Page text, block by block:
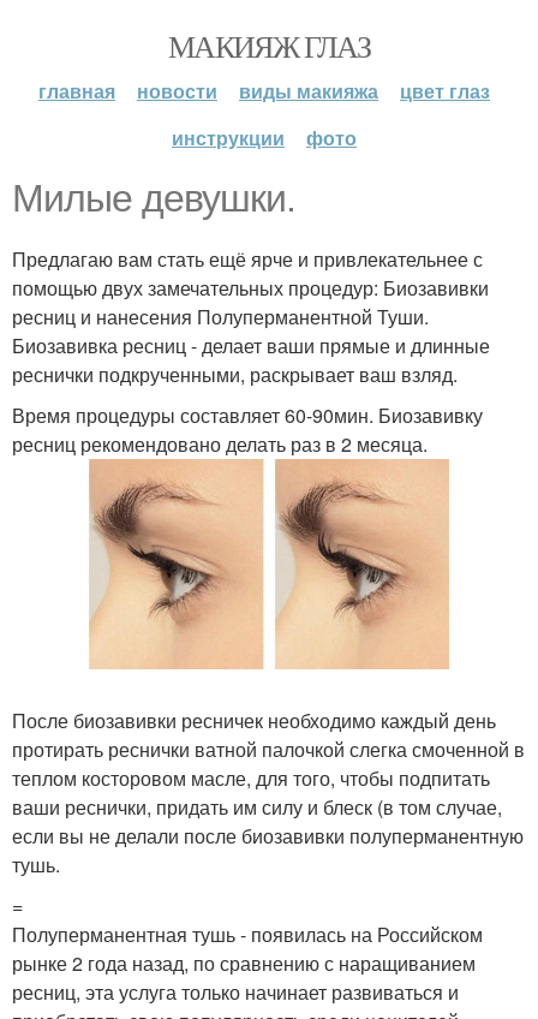
МАКИЯЖ ГЛАЗ
главная новости виды макияжа
цвет глаз
инструкции
фото
Милые девушки.
Предлагаю вам стать ещё ярче и привлекательнее с
помощью двух замечательных процедур: Биозавивки
ресниц и нанесения Полуперманентной Туши.
Биозавивка ресниц - делает ваши прямые и длинные
реснички подкрученными, раскрывает ваш взляд.
Время процедуры составляет 60-90мин. Биозавивку
ресниц рекомендовано делать раз в 2 месяца.
После биозавивки ресничек необходимо каждый день
протирать реснички ватной палочкой слегка смоченной в
теплом косторовом масле, для того, чтобы подпитать
ваши реснички, придать им силу и блеск (в том случае,
если вы не делали после биозавивки полуперманентную
тушь.
=
Полуперманентная тушь - появилась на Российском
рынке 2 года назад, по сравнению с наращиванием
ресниц, эта услуга только начинает развиваться и